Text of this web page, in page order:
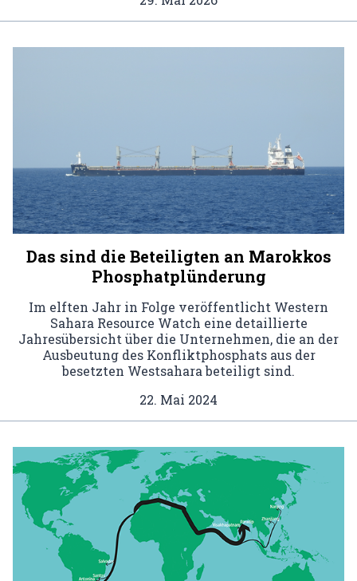
Das sind die Beteiligten an Marokkos
Phosphatplünderung
Im elften Jahr in Folge veröffentlicht Western
Sahara Resource Watch eine detaillierte
Jahresübersicht über die Unternehmen, die an der
Ausbeutung des Konfliktphosphats aus der
besetzten Westsahara beteiligt sind.
22. Mai 2024